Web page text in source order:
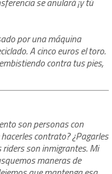
por una máquina
A cinco euros el toro.
contra tus pies,
son personas con
contrato? ¿Pagarles
son inmigrantes. Mi
maneras de